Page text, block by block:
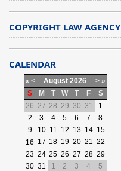
COPYRIGHT LAW AGENCY
CALENDAR
« < August 2026 > »
S
M T W T F
S
26 27 28 29 30 31
1
2
3 4 5 6 7
8
9
10 11 12 13 14 15
16 17 18 19 20 21 22
23 24 25 26 27 28 29
30 31 1 2 3 4 5